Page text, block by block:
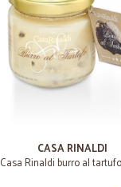
CASA RINALDI
Casa Rinaldi burro al